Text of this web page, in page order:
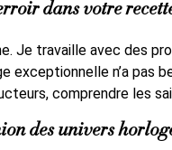
dans votre
Je travaille avec des
exceptionnelle n’a
comprendre les
des univers